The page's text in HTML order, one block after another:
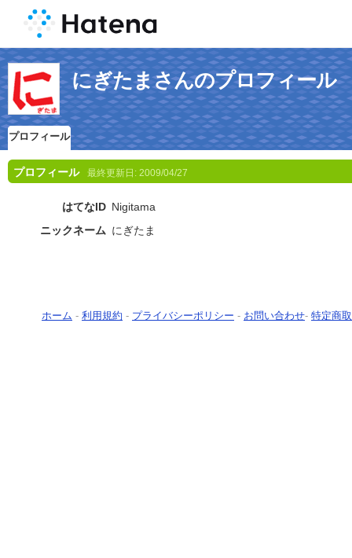
にぎたまさんのプロフィール
プロフィール
プロフィール 最終更新日: 2009/04/27
はてなID Nigitama
ニックネーム にぎたま
ホーム - 利用規約 - プライバシーポリシー - お問い合わせ- 特定商